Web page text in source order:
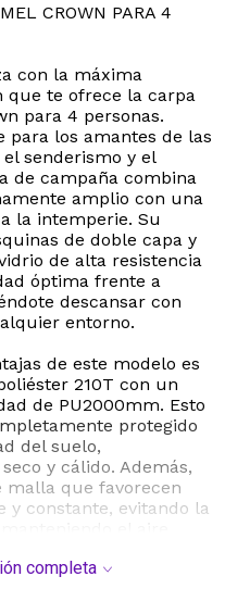
CROWN PARA 4
con la máxima
que te ofrece la carpa
para 4 personas.
para los amantes de las
senderismo y el
de campaña combina
amplio con una
la intemperie. Su
de doble capa y
de alta resistencia
óptima frente a
descansar con
entorno.
de este modelo es
210T con un
de PU2000mm. Esto
protegido
del suelo,
y cálido. Además,
malla que favorecen
y constante, evitando la
completa